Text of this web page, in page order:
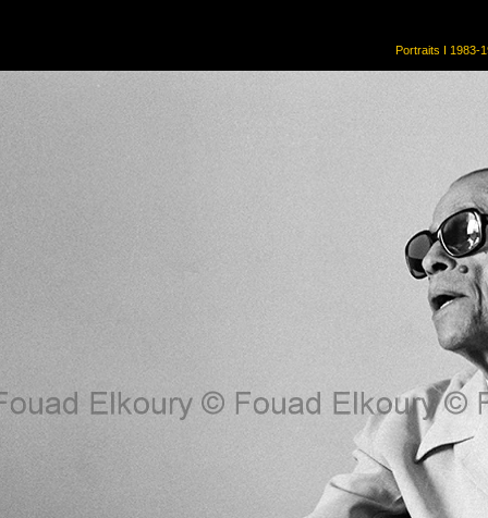
Portraits I 1983-